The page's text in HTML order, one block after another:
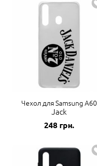
Чехол для Samsung A60
Jack
248 грн.